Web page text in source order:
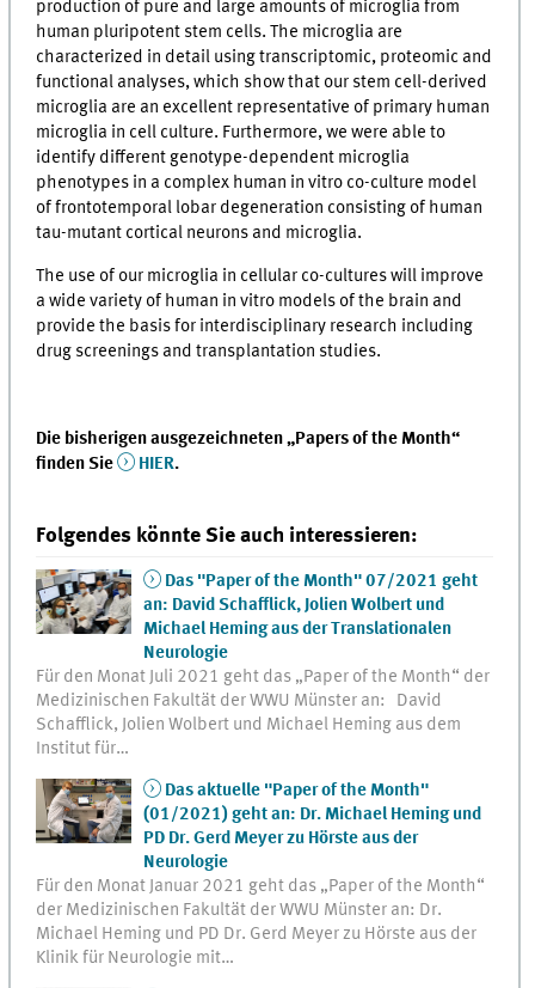
production of pure and large amounts of microglia from
human pluripotent stem cells. The microglia are
characterized in detail using transcriptomic, proteomic and
functional analyses, which show that our stem cell-derived
microglia are an excellent representative of primary human
microglia in cell culture. Furthermore, we were able to
identify different genotype-dependent microglia
phenotypes in a complex human in vitro co-culture model
of frontotemporal lobar degeneration consisting of human
tau-mutant cortical neurons and microglia.
The use of our microglia in cellular co-cultures will improve
a wide variety of human in vitro models of the brain and
provide the basis for interdisciplinary research including
drug screenings and transplantation studies.
Die bisherigen ausgezeichneten „Papers of the Month“
finden Sie
HIER.
Folgendes könnte Sie auch interessieren:
Das "Paper of the Month" 07/2021 geht
an: David Schafflick, Jolien Wolbert und
Michael Heming aus der Translationalen
Neurologie
Für den Monat Juli 2021 geht das „Paper of the Month“ der
Medizinischen Fakultät der WWU Münster an: David
Schafflick, Jolien Wolbert und Michael Heming aus dem
Institut für…
Das aktuelle "Paper of the Month"
(01/2021) geht an: Dr. Michael Heming und
PD Dr. Gerd Meyer zu Hörste aus der
Neurologie
Für den Monat Januar 2021 geht das „Paper of the Month“
der Medizinischen Fakultät der WWU Münster an: Dr.
Michael Heming und PD Dr. Gerd Meyer zu Hörste aus der
Klinik für Neurologie mit…